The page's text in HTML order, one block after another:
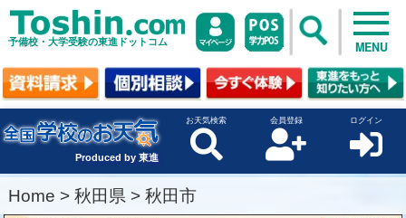
予備校・大学受験の東進ドットコム MENU
Produced by 東進
お天気検索 会員登録 ログイン
Home > 秋田県 > 秋田市